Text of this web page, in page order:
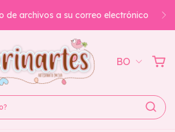
de archivos a su correo electrónico
BO